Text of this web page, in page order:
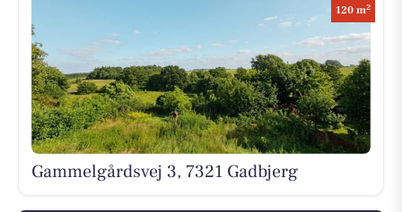
120 m2
Gammelgårdsvej 3, 7321 Gadbjerg